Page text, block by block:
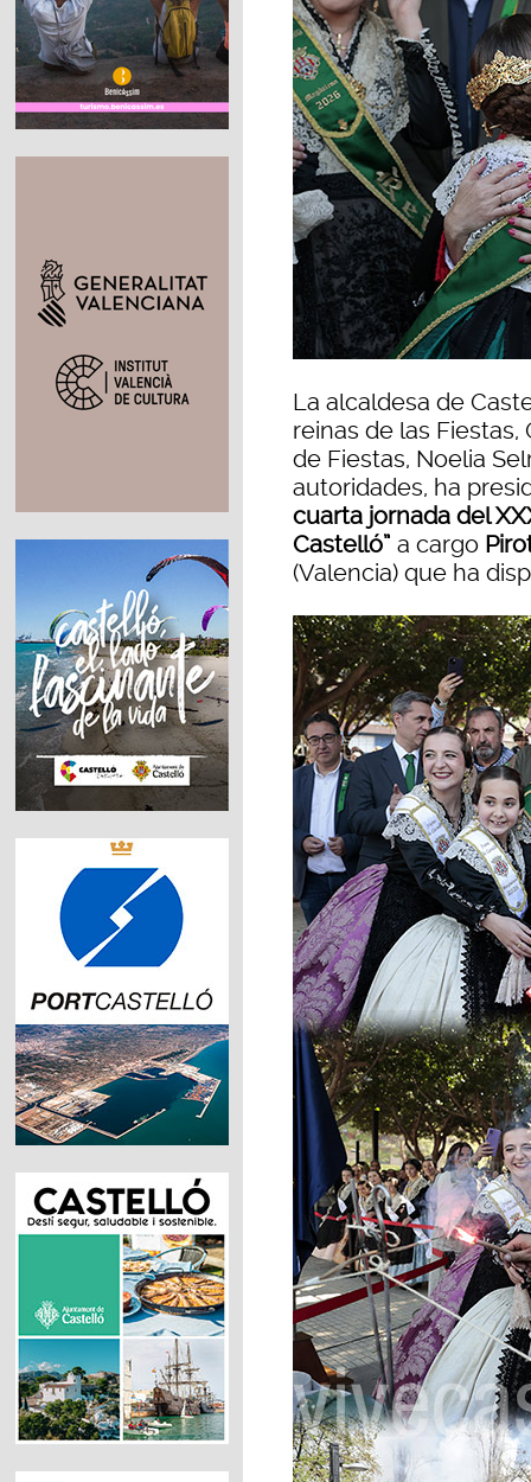
La alcaldesa de
reinas de las Fiestas,
de Fiestas, Noelia
autoridades, ha
cuarta jornada del
Castelló” a cargo
(Valencia) que ha